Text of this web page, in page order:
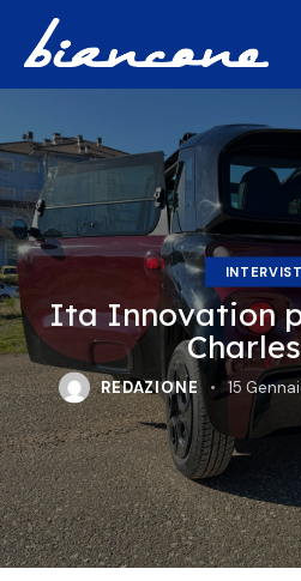
Ita Innovation
REDAZIONE 15